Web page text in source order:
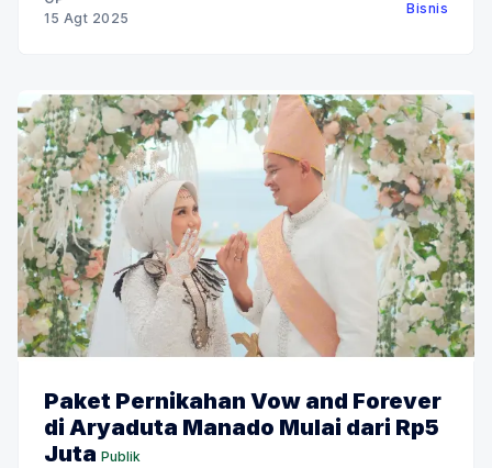
Nasi Goreng Bakar
15 Agt 2025
Bisnis
Paket Pernikahan Vow and Forever
di Aryaduta Manado Mulai dari Rp5
Juta Publik